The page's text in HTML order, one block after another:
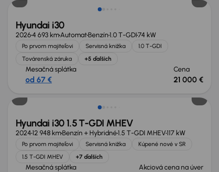
Hyundai i30
20264 693 kmAutomatBenzín1.0 T-GDI74 kW
Po prvom majiteľovi Servisná knižka
1.0 T-GDI
Továrenská záruka
+5 ďalších
Mesačná splátka
od 67 €
Cena
21 000 €
Hyundai i30 1.5 T-GDI MHEV
202412 948 kmBenzín + Hybridné1.5 T-GDI MHEV117 kW
Po prvom majiteľovi Servisná knižka
Kúpené nové v SR
1.5 T-GDI MHEV
+7 ďalších
Mesačná splátka Akciová cena na úver